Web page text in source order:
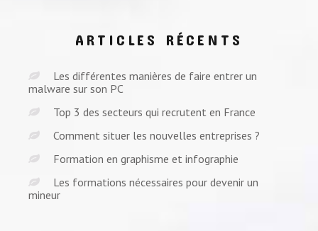
ARTICLES RÉCENTS
Les différentes manières de faire entrer un
malware sur son PC
Top 3 des secteurs qui recrutent en France
Comment situer les nouvelles entreprises ?
Formation en graphisme et infographie
Les formations nécessaires pour devenir un
mineur